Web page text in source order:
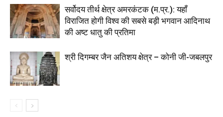
सर्वोदय तीर्थ क्षेत्र अमरकंटक (म.प्र.): यहाँ
विराजित होगी विश्व की सबसे बड़ी भगवान आदिनाथ
की अष्ट धातु की प्रतिमा
श्री दिगम्बर जैन अतिशय क्षेत्र – कोनी जी-जबलपुर